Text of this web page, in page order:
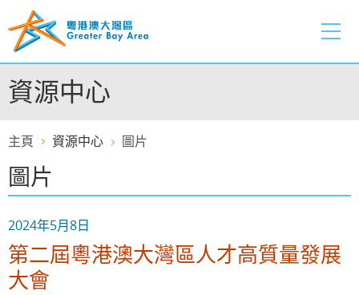
至
容
的
開
資源中心
主頁 資源中心 圖片
圖片
2024年5月8日
第二屆粵港澳大灣區人才高質量發展
大會